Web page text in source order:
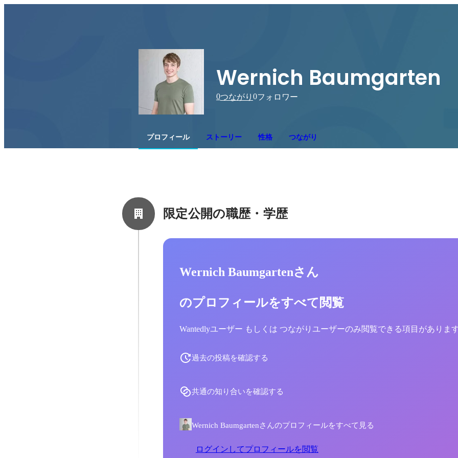
Wernich Baumgarten
0つながり 0フォロワー
プロフィール ストーリー 性格 つながり
限定公開の職歴・学歴
Wernich Baumgartenさん
のプロフィールをすべて閲覧
Wantedlyユーザー もしくは つながりユーザーのみ閲覧できる項目がありま
過去の投稿を確認する
共通の知り合いを確認する
Wernich Baumgartenさんのプロフィールをすべて見る
ログインしてプロフィールを閲覧